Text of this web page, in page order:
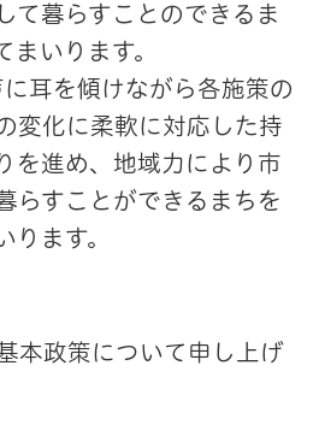
て暮らすことのできるま
まいります。
耳を傾けながら各施策の
変化に柔軟に対応した持
を進め、地域力により市
らすことができるまちを
ります。
本政策について申し上げ